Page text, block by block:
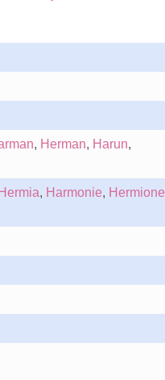
, Herman, Harun,
Hermia, Harmonie, Hermione